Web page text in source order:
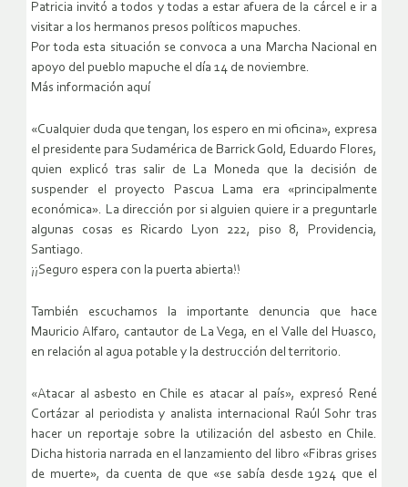
Patricia invitó a todos y todas a estar afuera de la cárcel e ir a
visitar a los hermanos presos políticos mapuches.
Por toda esta situación se convoca a una Marcha Nacional en
apoyo del pueblo mapuche el día 14 de noviembre.
Más información aquí
«Cualquier duda que tengan, los espero en mi oficina», expresa
el presidente para Sudamérica de Barrick Gold, Eduardo Flores,
quien explicó tras salir de La Moneda que la decisión de
suspender el proyecto Pascua Lama era «principalmente
económica». La dirección por si alguien quiere ir a preguntarle
algunas cosas es Ricardo Lyon 222, piso 8, Providencia,
Santiago.
¡¡Seguro espera con la puerta abierta!!
También escuchamos la importante denuncia que hace
Mauricio Alfaro, cantautor de La Vega, en el Valle del Huasco,
en relación al agua potable y la destrucción del territorio.
«Atacar al asbesto en Chile es atacar al país», expresó René
Cortázar al periodista y analista internacional Raúl Sohr tras
hacer un reportaje sobre la utilización del asbesto en Chile.
Dicha historia narrada en el lanzamiento del libro «Fibras grises
de muerte», da cuenta de que «se sabía desde 1924 que el